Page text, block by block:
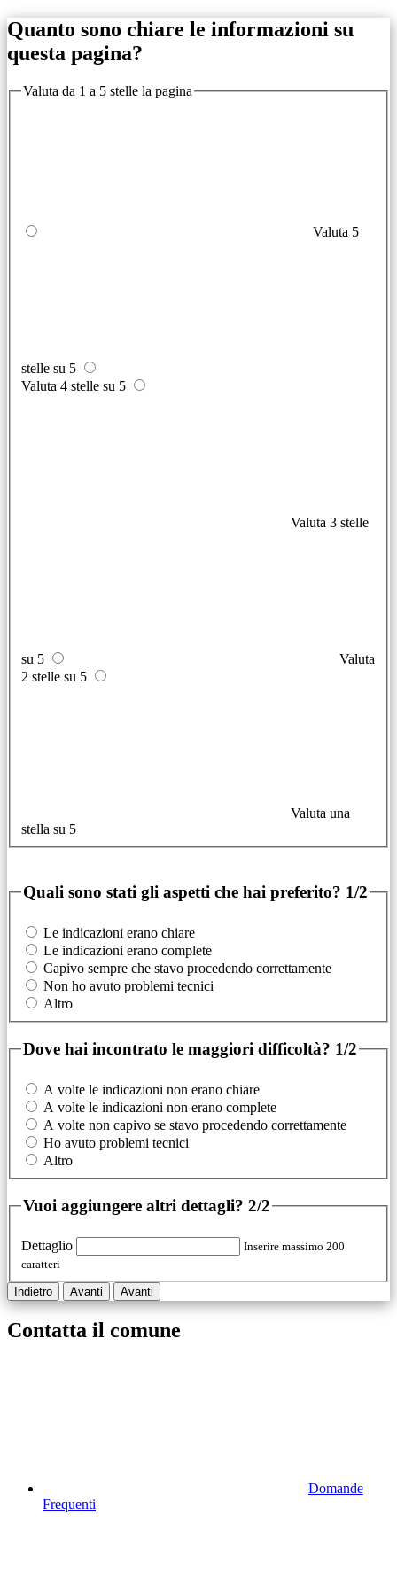
Quanto sono chiare le informazioni su
questa pagina?
Valuta da 1 a 5 stelle la pagina
Valuta 5
stelle su 5
Valuta 4 stelle su 5
Valuta 3 stelle
su 5
Valuta
2 stelle su 5
Valuta una
stella su 5
Quali sono stati gli aspetti che hai preferito? 1/2
Le indicazioni erano chiare
Le indicazioni erano complete
Capivo sempre che stavo procedendo correttamente
Non ho avuto problemi tecnici
Altro
Dove hai incontrato le maggiori difficoltà? 1/2
A volte le indicazioni non erano chiare
A volte le indicazioni non erano complete
A volte non capivo se stavo procedendo correttamente
Ho avuto problemi tecnici
Altro
Vuoi aggiungere altri dettagli? 2/2
Dettaglio
Inserire massimo 200
caratteri
Indietro Avanti Avanti
Contatta il comune
Domande
Frequenti